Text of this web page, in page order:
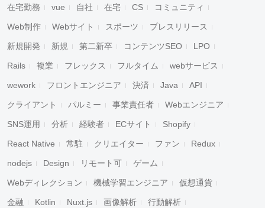
在宅勤務 vue 自社 在宅 CS コミュニティ
Web制作 Webサイト スポーツ プレスリリース
新規開発 新規 第二新卒 コンテンツSEO LPO
Rails 複業 フレックス フルタイム webサービス
wework フロントエンジニア 決済 Java API
クライアント パルミー 事業責任者 Webエンジニア
SNS運用 分析 経験者 ECサイト Shopify
React Native 常駐 クリエイター ファン Redux
nodejs Design リモート可 ゲーム
Webディレクション 機械学習エンジニア 仮想通貨
金融 Kotlin Nuxt.js 画像解析 行動解析